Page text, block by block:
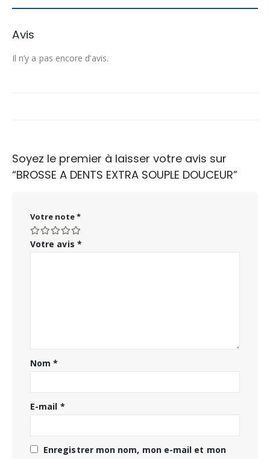
Avis
Il n’y a pas encore d’avis.
Soyez le premier à laisser votre avis sur
“BROSSE A DENTS EXTRA SOUPLE DOUCEUR”
Votre note*
Votre avis *
Nom*
E-mail *
Enregistrer mon nom, mon e-mail et mon